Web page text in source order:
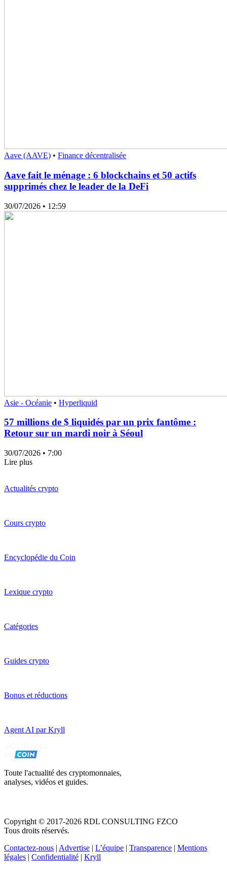
Aave (AAVE) • Finance décentralisée
Aave fait le ménage : 6 blockchains et 50 actifs
supprimés chez le leader de la DeFi
30/07/2026 • 12:59
Asie - Océanie • Hyperliquid
57 millions de $ liquidés par un prix fantôme :
Retour sur un mardi noir à Séoul
30/07/2026 • 7:00
Lire plus
Actualités crypto
Cours crypto
Encyclopédie du Coin
Lexique crypto
Catégories
Guides crypto
Bonus et réductions
Agent AI par Kryll
Toute l'actualité des cryptomonnaies,
analyses, vidéos et guides.
Copyright © 2017-2026 RDL CONSULTING FZCO
Tous droits réservés.
Contactez-nous | Advertise | L’équipe | Transparence | Mentions
légales | Confidentialité | Kryll